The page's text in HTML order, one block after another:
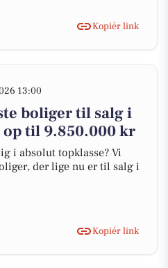
Kopiér link
13:00
boliger til salg i
til 9.850.000 kr
i absolut topklasse? Vi
der lige nu er til salg i
Kopiér link